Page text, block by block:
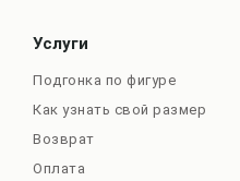
Услуги
Подгонка по фигуре
Как узнать свой размер
Возврат
Оплата